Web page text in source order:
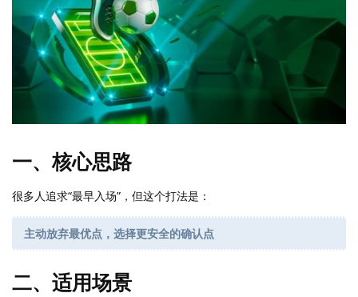
一、核心思路
很多人追求“最早入场”，但这个打法是：
主动放弃最优点，选择更安全的确认点
二、适用场景